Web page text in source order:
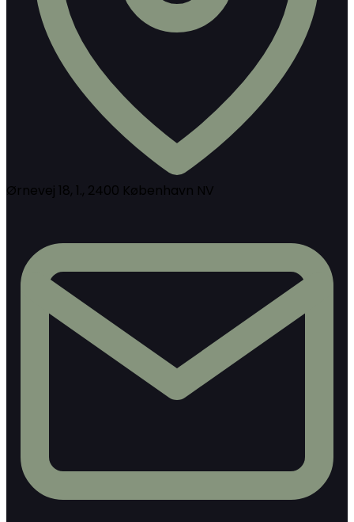
Ørnevej 18, 1., 2400 København NV